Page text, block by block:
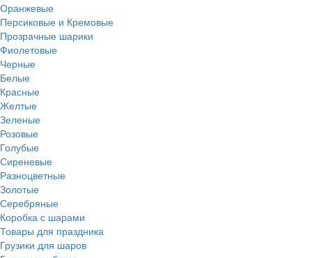
Оранжевые
Персиковые и Кремовые
Прозрачные шарики
Фиолетовые
Черные
Белые
Красные
Желтые
Зеленые
Розовые
Голубые
Сиреневые
Разноцветные
Золотые
Серебряные
Коробка с шарами
Товары для праздника
Грузики для шаров